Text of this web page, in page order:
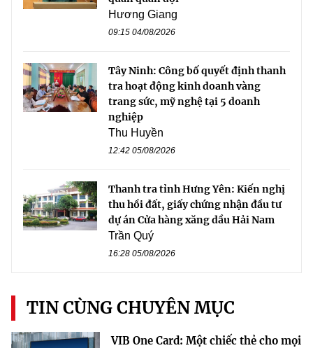
Hương Giang
09:15 04/08/2026
Tây Ninh: Công bố quyết định thanh
tra hoạt động kinh doanh vàng
trang sức, mỹ nghệ tại 5 doanh
nghiệp
Thu Huyền
12:42 05/08/2026
Thanh tra tỉnh Hưng Yên: Kiến nghị
thu hồi đất, giấy chứng nhận đầu tư
dự án Cửa hàng xăng dầu Hải Nam
Trần Quý
16:28 05/08/2026
TIN CÙNG CHUYÊN MỤC
VIB One Card: Một chiếc thẻ cho mọi